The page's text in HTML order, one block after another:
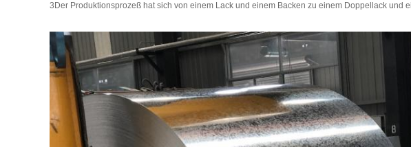
3Der Produktionsprozeß hat sich von einem Lack und einem Backen zu einem Doppellack